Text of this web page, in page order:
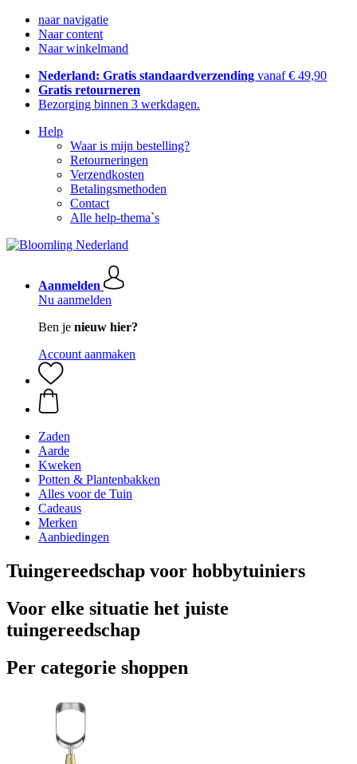
naar navigatie
Naar content
Naar winkelmand
Nederland: Gratis standaardverzending vanaf € 49,90
Gratis retourneren
Bezorging binnen 3 werkdagen.
Help
Waar is mijn bestelling?
Retourneringen
Verzendkosten
Betalingsmethoden
Contact
Alle help-thema`s
Aanmelden
Nu aanmelden
Ben je nieuw hier?
Account aanmaken
Zaden
Aarde
Kweken
Potten & Plantenbakken
Alles voor de Tuin
Cadeaus
Merken
Aanbiedingen
Tuingereedschap voor hobbytuiniers
Voor elke situatie het juiste
tuingereedschap
Per categorie shoppen